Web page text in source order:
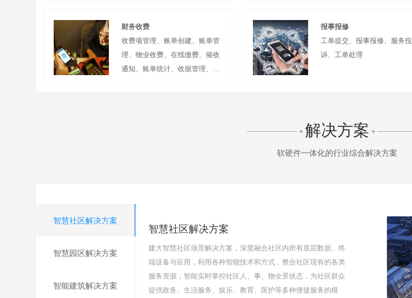
财务收费
收费项管理、账单创建、账单管
理、物业收费、在线缴费、催收
通知、账单统计、收据管理、收
报事报修
工单提交、报事报修、服务投
诉、工单处理
+ 解决方案 +
软硬件一体化的行业综合解决方案
智慧社区解决方案
智慧园区解决方案
智能建筑解决方案
智慧社区解决方案
建大智慧社区场景解决方案，深度融合社区内所有底层数据、终
端设备与应用，利用各种智能技术和方式，整合社区现有的各类
服务资源，智能实时掌控社区人、事、物全景状态，为社区群众
提供政务、生活服务、娱乐、教育、医护等多种便捷服务的模
智慧园区解决方案
建大智慧园区场景解决方案，面向园区管理运营人员、企业用
户，支持不同行业，满足不同类型的应用接入，为各行业客户提
供个性化服务。提供丰富统一的协议应用，实现快速接入设备能
力；提供设备数据统计报表能力，实现灵活的设备运营管理，基
智能建筑解决方案
建大智慧建筑管理是综合运用现代计算机网络技术、通信技术对
建筑内所有建筑设备采用现代化技术进行全面有效的监控和管
理，将建筑内各个智能化子系统有机的聚合在一起，协调各子系
统间的相互关系和联动反应，把各种纷繁复杂的操作界面和数据
智慧校园解决方案
智慧校园是指以促进信息技术与教育教学融合、提高学与教的效
果为目的，以物联网、云计算、大数据分析等新技术为核心技
术，提供一种环境全面感知、智慧型、数据化、网络化、协作型
一体化的教学、科研、管理和生活服务，并能对教育教学、教育
三维可视化解决方案
建大智慧智能运维三维可视化是以园区楼宇的智能监控为重点，
集成视频监控、智能照明、智能电梯、智能供水、智能消防、能
耗管理、环境监测等各种管理系统，实现了园区建筑主体、房屋
内部结构、设施设备分布、大型设备的逐级可视。系统兼容市面